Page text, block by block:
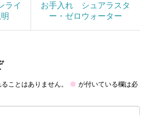
ライ
お手入れ シュアラスタ
ー・ゼロウォーター
ことはありません。 ※ が付いている欄は必